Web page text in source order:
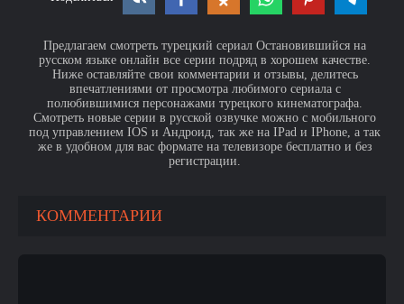
Предлагаем смотреть турецкий сериал Остановившийся на
русском языке онлайн все серии подряд в хорошем качестве.
Ниже оставляйте свои комментарии и отзывы, делитесь
впечатлениями от просмотра любимого сериала с
полюбившимися персонажами турецкого кинематографа.
Смотреть новые серии в русской озвучке можно с мобильного
под управлением IOS и Андроид, так же на IPad и IPhone, а так
же в удобном для вас формате на телевизоре бесплатно и без
регистрации.
КОММЕНТАРИИ